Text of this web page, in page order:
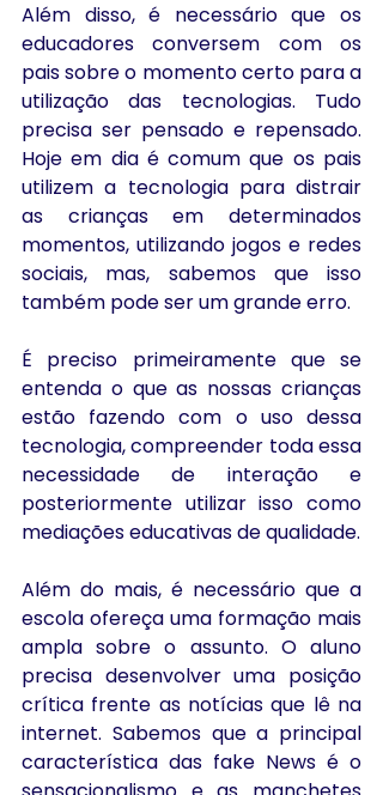
Além disso, é necessário que os
educadores conversem com os
pais sobre o momento certo para a
utilização das tecnologias. Tudo
precisa ser pensado e repensado.
Hoje em dia é comum que os pais
utilizem a tecnologia para distrair
as crianças em determinados
momentos, utilizando jogos e redes
sociais, mas, sabemos que isso
também pode ser um grande erro.
É preciso primeiramente que se
entenda o que as nossas crianças
estão fazendo com o uso dessa
tecnologia, compreender toda essa
necessidade de interação e
posteriormente utilizar isso como
mediações educativas de qualidade.
Além do mais, é necessário que a
escola ofereça uma formação mais
ampla sobre o assunto. O aluno
precisa desenvolver uma posição
crítica frente as notícias que lê na
internet. Sabemos que a principal
característica das fake News é o